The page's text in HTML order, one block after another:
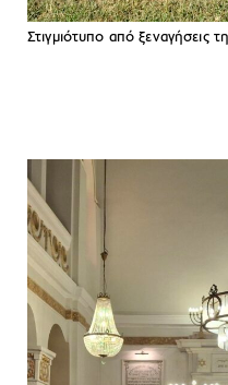
Στιγμιότυπο από ξεναγήσεις